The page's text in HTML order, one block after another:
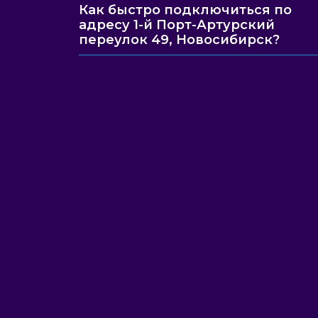
Как быстро подключиться по
адресу 1-й Порт-Артурский
переулок 49, Новосибирск?